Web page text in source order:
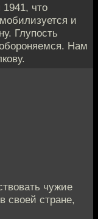
1941, что
и
Глупость
Нам
чужие
своей стране,